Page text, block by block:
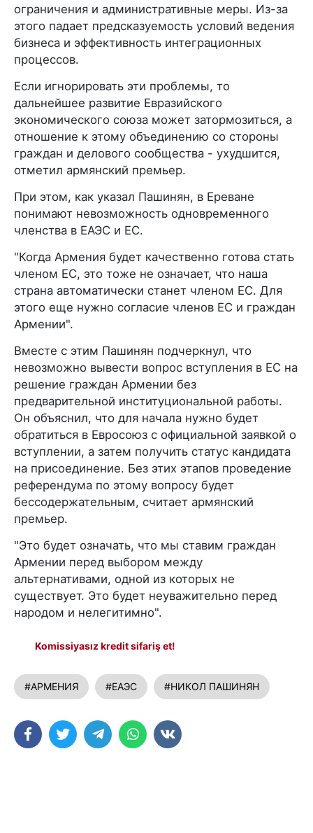
ограничения и административные меры. Из-за
этого падает предсказуемость условий ведения
бизнеса и эффективность интеграционных
процессов.
Если игнорировать эти проблемы, то
дальнейшее развитие Евразийского
экономического союза может затормозиться, а
отношение к этому объединению со стороны
граждан и делового сообщества - ухудшится,
отметил армянский премьер.
При этом, как указал Пашинян, в Ереване
понимают невозможность одновременного
членства в ЕАЭС и ЕС.
"Когда Армения будет качественно готова стать
членом ЕС, это тоже не означает, что наша
страна автоматически станет членом ЕС. Для
этого еще нужно согласие членов ЕС и граждан
Армении".
Вместе с этим Пашинян подчеркнул, что
невозможно вывести вопрос вступления в ЕС на
решение граждан Армении без
предварительной институциональной работы.
Он объяснил, что для начала нужно будет
обратиться в Евросоюз с официальной заявкой о
вступлении, а затем получить статус кандидата
на присоединение. Без этих этапов проведение
референдума по этому вопросу будет
бессодержательным, считает армянский
премьер.
"Это будет означать, что мы ставим граждан
Армении перед выбором между
альтернативами, одной из которых не
существует. Это будет неуважительно перед
народом и нелегитимно".
Komissiyasız kredit sifariş et!
#АРМЕНИЯ #ЕАЭС #НИКОЛ ПАШИНЯН